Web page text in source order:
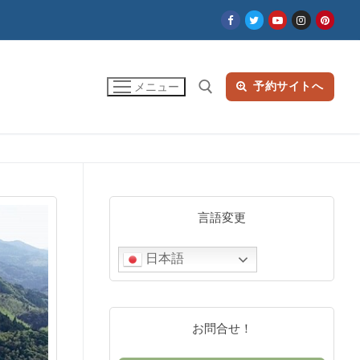
メニュー 予約サイトへ
言語変更
日本語
お問合せ！